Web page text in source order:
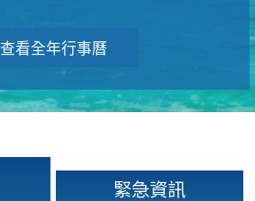
查看全年行事曆
緊急資訊